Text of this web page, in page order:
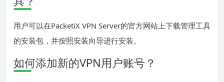
用户可以在PacketiX VPN Server的官方网站上下载管理工具
的安装包，并按照安装向导进行安装。
如何添加新的VPN用户账号？